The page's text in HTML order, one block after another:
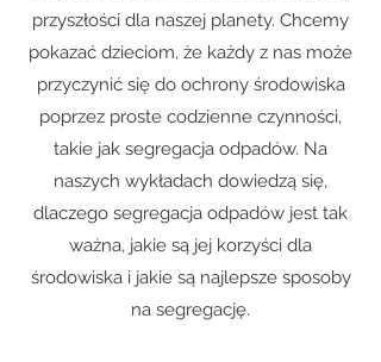
przyszłości dla naszej planety. Chcemy
pokazać dzieciom, że każdy z nas może
przyczynić się do ochrony środowiska
poprzez proste codzienne czynności,
takie jak segregacja odpadów. Na
naszych wykładach dowiedzą się,
dlaczego segregacja odpadów jest tak
ważna, jakie są jej korzyści dla
środowiska i jakie są najlepsze sposoby
na segregację.